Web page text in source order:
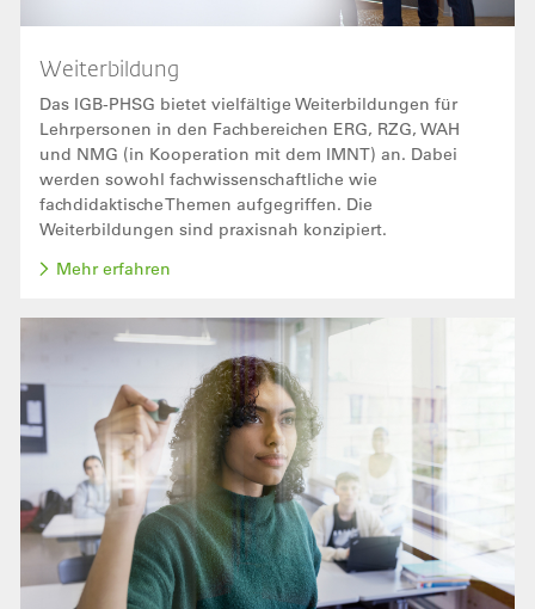
Weiterbildung
Das IGB-PHSG bietet vielfältige Weiterbildungen für
Lehrpersonen in den Fachbereichen ERG, RZG, WAH
und NMG (in Kooperation mit dem IMNT) an. Dabei
werden sowohl fachwissenschaftliche wie
fachdidaktische Themen aufgegriffen. Die
Weiterbildungen sind praxisnah konzipiert.
Mehr erfahren